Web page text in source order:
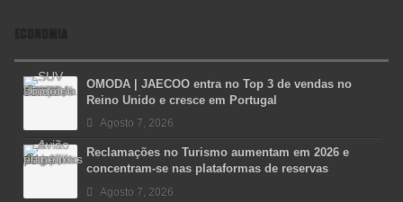
ECONOMIA
OMODA | JAECOO entra no Top 3 de vendas no
Reino Unido e cresce em Portugal
Agosto 7, 2026
Reclamações no Turismo aumentam em 2026 e
concentram-se nas plataformas de reservas
Agosto 7, 2026